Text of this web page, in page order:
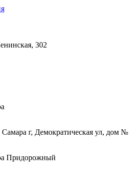
302
г, Демократическая ул, дом №
Придорожный